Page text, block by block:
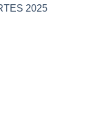
2025